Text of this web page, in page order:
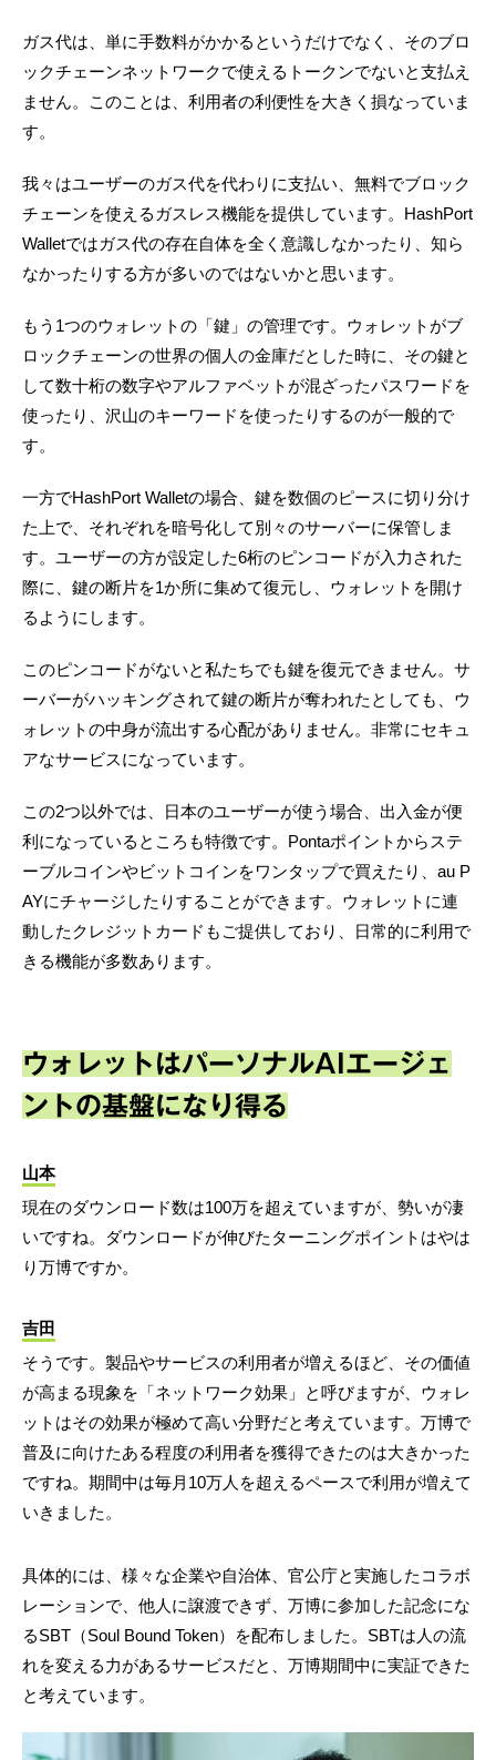
ガス代は、単に手数料がかかるというだけでなく、そのブロ
ックチェーンネットワークで使えるトークンでないと支払え
ません。このことは、利用者の利便性を大きく損なっていま
す。
我々はユーザーのガス代を代わりに支払い、無料でブロック
チェーンを使えるガスレス機能を提供しています。HashPort
Walletではガス代の存在自体を全く意識しなかったり、知ら
なかったりする方が多いのではないかと思います。
もう1つのウォレットの「鍵」の管理です。ウォレットがブ
ロックチェーンの世界の個人の金庫だとした時に、その鍵と
して数十桁の数字やアルファベットが混ざったパスワードを
使ったり、沢山のキーワードを使ったりするのが一般的で
す。
一方でHashPort Walletの場合、鍵を数個のピースに切り分け
た上で、それぞれを暗号化して別々のサーバーに保管しま
す。ユーザーの方が設定した6桁のピンコードが入力された
際に、鍵の断片を1か所に集めて復元し、ウォレットを開け
るようにします。
このピンコードがないと私たちでも鍵を復元できません。サ
ーバーがハッキングされて鍵の断片が奪われたとしても、ウ
ォレットの中身が流出する心配がありません。非常にセキュ
アなサービスになっています。
この2つ以外では、日本のユーザーが使う場合、出入金が便
利になっているところも特徴です。Pontaポイントからステ
ーブルコインやビットコインをワンタップで買えたり、au P
AYにチャージしたりすることができます。ウォレットに連
動したクレジットカードもご提供しており、日常的に利用で
きる機能が多数あります。
ウォレットはパーソナルAIエージェ
ントの基盤になり得る
山本
現在のダウンロード数は100万を超えていますが、勢いが凄
いですね。ダウンロードが伸びたターニングポイントはやは
り万博ですか。
吉田
そうです。製品やサービスの利用者が増えるほど、その価値
が高まる現象を「ネットワーク効果」と呼びますが、ウォレ
ットはその効果が極めて高い分野だと考えています。万博で
普及に向けたある程度の利用者を獲得できたのは大きかった
ですね。期間中は毎月10万人を超えるペースで利用が増えて
いきました。
具体的には、様々な企業や自治体、官公庁と実施したコラボ
レーションで、他人に譲渡できず、万博に参加した記念にな
るSBT（Soul Bound Token）を配布しました。SBTは人の流
れを変える力があるサービスだと、万博期間中に実証できた
と考えています。